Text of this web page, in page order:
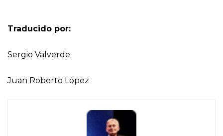
Traducido por:
Sergio Valverde
Juan Roberto López